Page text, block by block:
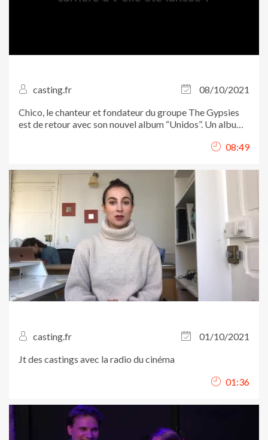
casting.fr
08/10/2021
Chico, le chanteur et fondateur du groupe The Gypsies
est de retour avec son nouvel album “Unidos”. Un album
guitaristes-chanteurs et la merveilleuse chanteuse 08:49
casting.fr
01/10/2021
Jt des castings avec la radio du cinéma
01:36